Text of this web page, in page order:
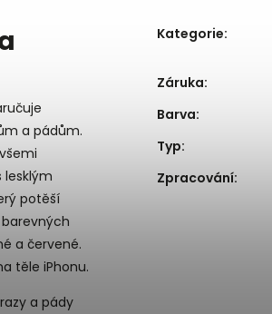
a pádům.
lesklým
potěší
a červené.
těle iPhonu.
a pády
Kategorie:
Záruka:
Barva:
Typ:
Zpracování: